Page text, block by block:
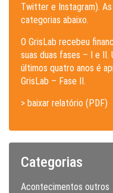
Twitter e Instagram).
categorias abaixo.
O GrisLab recebeu
suas duas fases – I e II.
últimos quatro anos é
GrisLab – Fase II.
> baixar relatório (PDF)
Categorias
Acontecimentos outros